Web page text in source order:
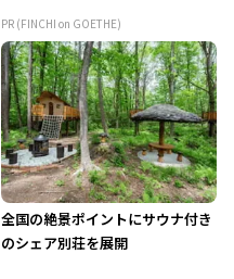
PR (FINCHI on GOETHE)
全国の絶景ポイントにサウナ付き
のシェア別荘を展開